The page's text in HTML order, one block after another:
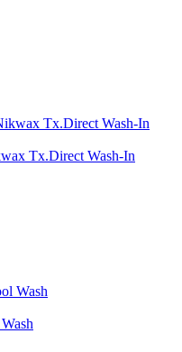
Tx.Direct Wash-In